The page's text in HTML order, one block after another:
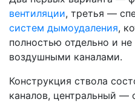
вентиляции, третья —
систем дымоудаления,
полностью отдельно и
воздушными каналами.
Конструкция ствола
каналов, центральный —